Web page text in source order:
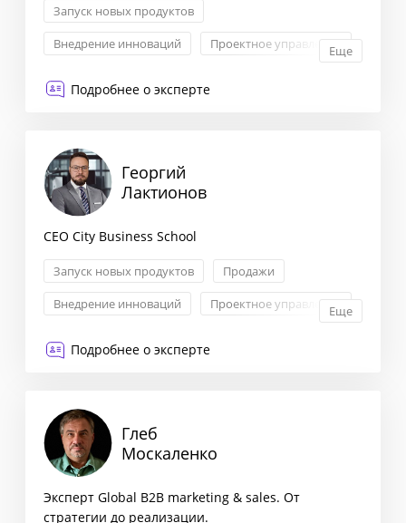
Запуск новых продуктов
Внедрение инноваций
Проектное управлениеЕще
Подробнее о эксперте
Георгий
Лактионов
CEO City Business School
Запуск новых продуктов
Продажи
Внедрение инноваций
Проектное управлениеЕще
Подробнее о эксперте
Глеб
Москаленко
Эксперт Global B2B marketing & sales. От
стратегии до реализации.